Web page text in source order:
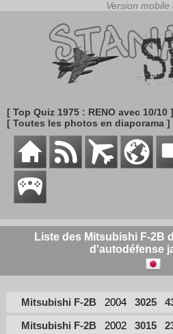
[ Top Quiz 1975 : RENO avec 10/10 ]
[ Toutes les photos en diaporama ]
Liste des Mitsubishi F-2B
d'autodéfense
Mitsubishi F-2B 2004 3025
Mitsubishi F-2B
2002 3015